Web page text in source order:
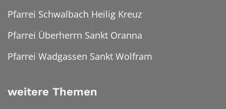
Pfarrei Schwalbach Heilig Kreuz
Pfarrei Überherrn Sankt Oranna
Pfarrei Wadgassen Sankt Wolfram
weitere Themen